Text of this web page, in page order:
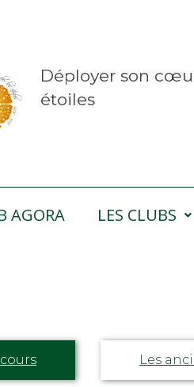
Déployer son
étoiles
AGORA LES CLUBS
Les